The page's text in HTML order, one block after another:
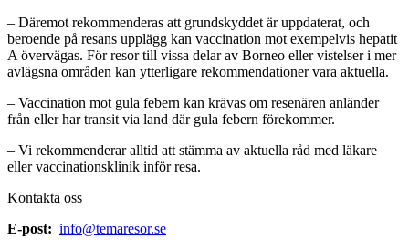
– Däremot rekommenderas att grundskyddet är uppdaterat, och
beroende på resans upplägg kan vaccination mot exempelvis hepatit
A övervägas. För resor till vissa delar av Borneo eller vistelser i mer
avlägsna områden kan ytterligare rekommendationer vara aktuella.
– Vaccination mot gula febern kan krävas om resenären anländer
från eller har transit via land där gula febern förekommer.
– Vi rekommenderar alltid att stämma av aktuella råd med läkare
eller vaccinationsklinik inför resa.
Kontakta oss
E-post: info@temaresor.se